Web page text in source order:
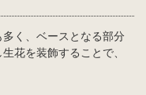
く、ベースとなる部分
花を装飾することで、